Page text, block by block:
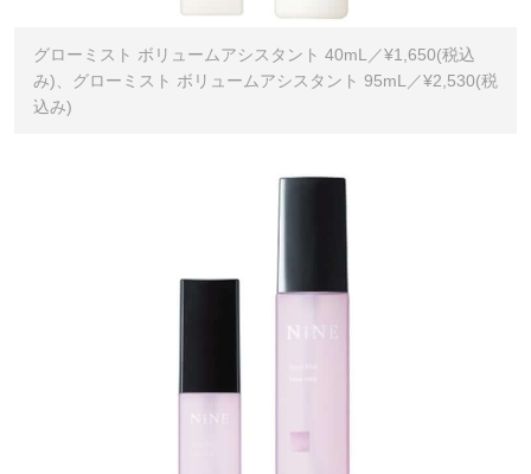
グローミスト ボリュームアシスタント 40mL／¥1,650(税込
み)、グローミスト ボリュームアシスタント 95mL／¥2,530(税
込み)